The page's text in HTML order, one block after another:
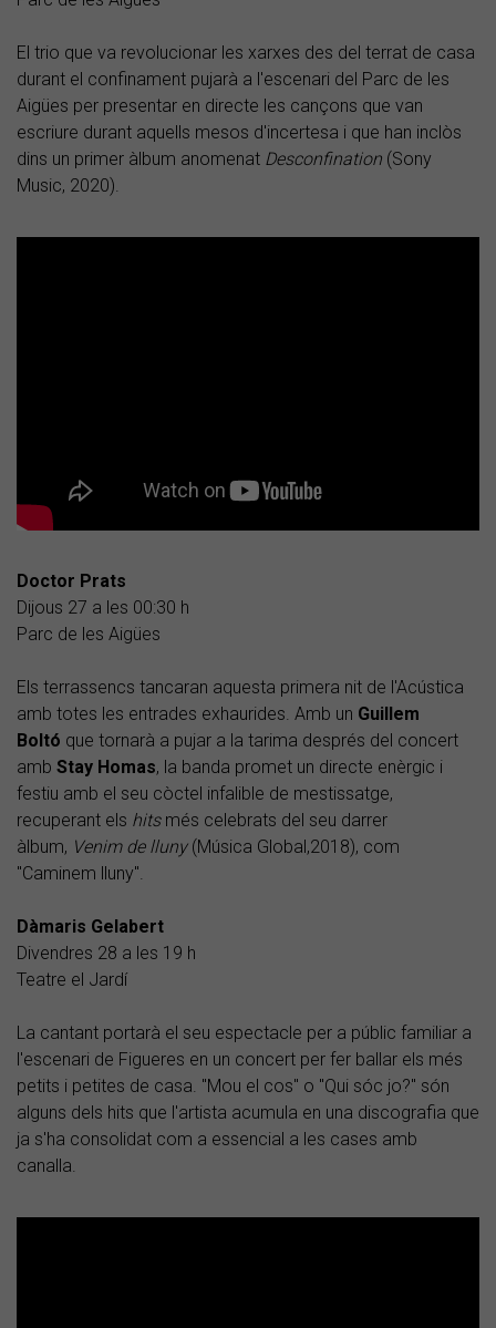
El trio que va revolucionar les xarxes des del terrat de casa
durant el confinament pujarà a l'escenari del Parc de les
Aigües per presentar en directe les cançons que van
escriure durant aquells mesos d'incertesa i que han inclòs
dins un primer àlbum anomenat Desconfination (Sony
Music, 2020).
Doctor Prats
Dijous 27 a les 00:30 h
Parc de les Aigües
Els terrassencs tancaran aquesta primera nit de l'Acústica
amb totes les entrades exhaurides. Amb un Guillem
Boltó que tornarà a pujar a la tarima després del concert
amb Stay Homas, la banda promet un directe enèrgic i
festiu amb el seu còctel infalible de mestissatge,
recuperant els hits més celebrats del seu darrer
àlbum, Venim de lluny(Música Global,2018), com
"Caminem lluny".
Dàmaris Gelabert
Divendres 28 a les 19 h
Teatre el Jardí
La cantant portarà el seu espectacle per a públic familiar a
l'escenari de Figueres en un concert per fer ballar els més
petits i petites de casa. "Mou el cos" o "Qui sóc jo?" són
alguns dels hits que l'artista acumula en una discografia que
ja s'ha consolidat com a essencial a les cases amb
canalla.